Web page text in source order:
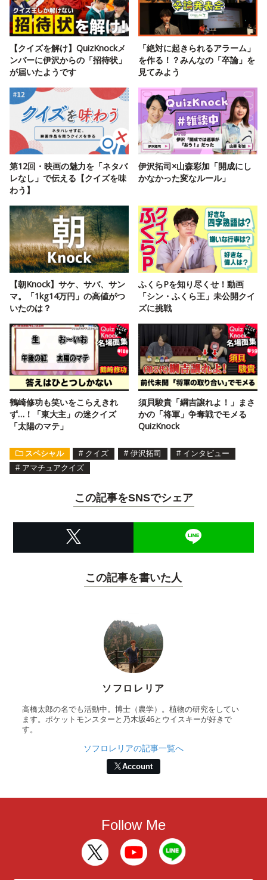
【クイズを解け】QuizKnockメ
ンバーに伊沢からの「招待状」
が届いたようです
「絶対に起きられるアラーム」
を作る！？みんなの「卒論」を
見てみよう
第12回・映画の魅力を「ネタバ
レなし」で伝える【クイズを味
わう】
伊沢拓司×山森彩加「開成にし
かなかった変なルール」
【朝Knock】サケ、サバ、サン
マ。「1kg14万円」の高値がつ
いたのは？
ふくらPを知り尽くせ！動画
「シン・ふくら王」未公開クイ
ズに挑戦
鶴崎修功も笑いをこらえきれ
ず…！「東大主」の迷クイズ
「太陽のマテ」
須貝駿貴「綱吉譲れよ！」まさ
かの「将軍」争奪戦でモメる
QuizKnock
スペシャル # クイズ # 伊沢拓司 # インタビュー
# アマチュアクイズ
この記事をSNSでシェア
この記事を書いた人
ソフロレリア
高橋太郎の名でも活動中。博士（農学）。植物の研究をしてい
ます。ポケットモンスターと乃木坂46とウイスキーが好きで
す。
ソフロレリアの記事一覧へ
Account
Follow Me